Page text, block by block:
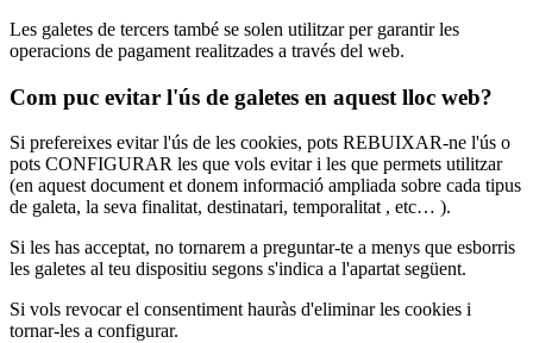
Les galetes de tercers també se solen utilitzar per garantir les
operacions de pagament realitzades a través del web.
Com puc evitar l'ús de galetes en aquest lloc web?
Si prefereixes evitar l'ús de les cookies, pots REBUIXAR-ne l'ús o
pots CONFIGURAR les que vols evitar i les que permets utilitzar
(en aquest document et donem informació ampliada sobre cada tipus
de galeta, la seva finalitat, destinatari, temporalitat , etc… ).
Si les has acceptat, no tornarem a preguntar-te a menys que esborris
les galetes al teu dispositiu segons s'indica a l'apartat següent.
Si vols revocar el consentiment hauràs d'eliminar les cookies i
tornar-les a configurar.